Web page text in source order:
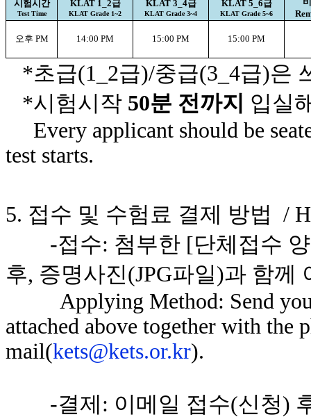
시험시간
Test Time
KLAT 1_2급
KLAT Grade 1~2
KLAT 3_4급
KLAT Grade 3~4
KLAT 5_6급
KLAT Grade 5~6
오후 PM 14:00 PM 15:00 PM 15:00 PM
*초급(1_2급)/중급(3_4급)은
*시험시작 50분 전까지 입실
Every applicant should be
test starts.
5. 접수 및 수험료 결제 방법 /
-접수: 첨부한 [단체접수 양
후, 증명사진(JPG파일)과 함께
Applying Method: Send
attached above together with the
mail(kets@kets.or.kr).
-결제: 이메일 접수(신청)